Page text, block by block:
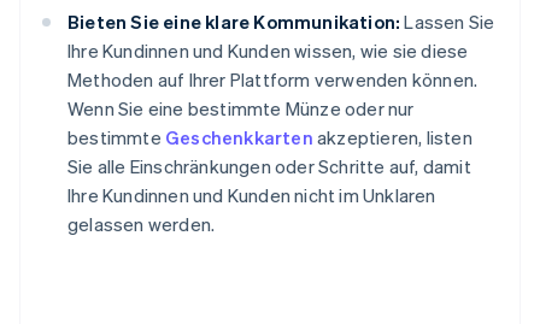
Bieten Sie eine klare Kommunikation: Lassen Sie
Ihre Kundinnen und Kunden wissen, wie sie diese
Methoden auf Ihrer Plattform verwenden können.
Wenn Sie eine bestimmte Münze oder nur
bestimmte Geschenkkarten akzeptieren, listen
Sie alle Einschränkungen oder Schritte auf, damit
Ihre Kundinnen und Kunden nicht im Unklaren
gelassen werden.